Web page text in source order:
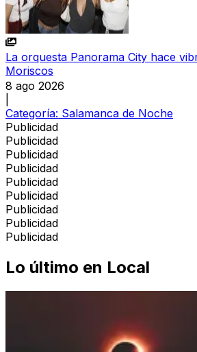
La orquesta Panorama City hace
Moriscos
8 ago 2026
Categoría: Salamanca de Noche
Publicidad
Publicidad
Publicidad
Publicidad
Publicidad
Publicidad
Publicidad
Publicidad
Publicidad
Lo último en Local